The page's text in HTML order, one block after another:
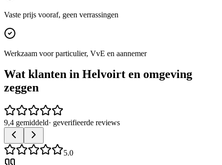
Vaste prijs vooraf, geen verrassingen
Werkzaam voor particulier, VvE en aannemer
Wat klanten in Helvoirt en omgeving
zeggen
9,4 gemiddeld· geverifieerde reviews
5.0